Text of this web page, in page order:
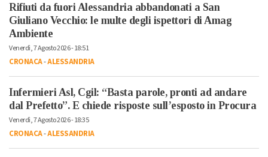
Rifiuti da fuori Alessandria abbandonati a San
Giuliano Vecchio: le multe degli ispettori di Amag
Ambiente
Venerdì, 7 Agosto 2026 - 18:51
CRONACA-ALESSANDRIA
Infermieri Asl, Cgil: “Basta parole, pronti ad andare
dal Prefetto”. E chiede risposte sull’esposto in Procura
Venerdì, 7 Agosto 2026 - 18:35
CRONACA-ALESSANDRIA